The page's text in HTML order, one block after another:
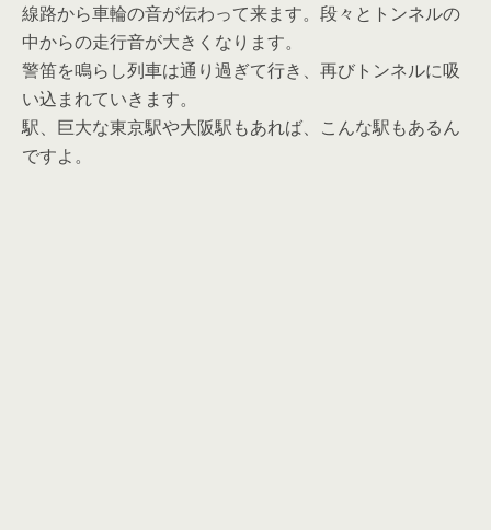
線路から車輪の音が伝わって来ます。段々とトンネルの
中からの走行音が大きくなります。
警笛を鳴らし列車は通り過ぎて行き、再びトンネルに吸
い込まれていきます。
駅、巨大な東京駅や大阪駅もあれば、こんな駅もあるん
ですよ。